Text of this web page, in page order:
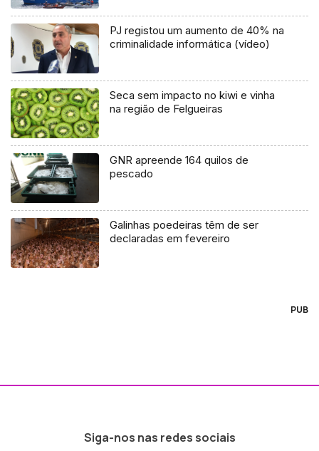
PJ registou um aumento de 40% na
criminalidade informática (vídeo)
Seca sem impacto no kiwi e vinha
na região de Felgueiras
GNR apreende 164 quilos de
pescado
Galinhas poedeiras têm de ser
declaradas em fevereiro
PUB
Siga-nos nas redes sociais